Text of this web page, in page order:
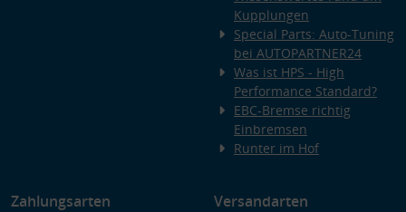
Kupplungen
Special Parts: Auto-Tuning
bei AUTOPARTNER24
Was ist HPS - High
Performance Standard?
EBC-Bremse richtig
Einbremsen
Runter im Hof
Zahlungsarten Versandarten